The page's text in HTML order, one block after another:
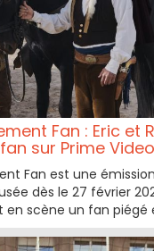
Fan : Eric et
sur Prime Video
Fan est une
dès le 27 février
en scène un fan piégé